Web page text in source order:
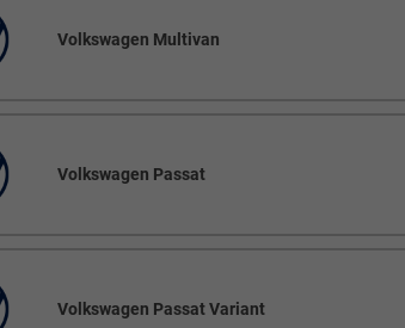
Volkswagen Multivan
Volkswagen Passat
Volkswagen Passat Variant